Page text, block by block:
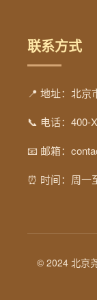
联系方式
📍 地址：北京
📞 电话：400-
📧 邮箱：
⏰ 时间：周一
© 2024 北京